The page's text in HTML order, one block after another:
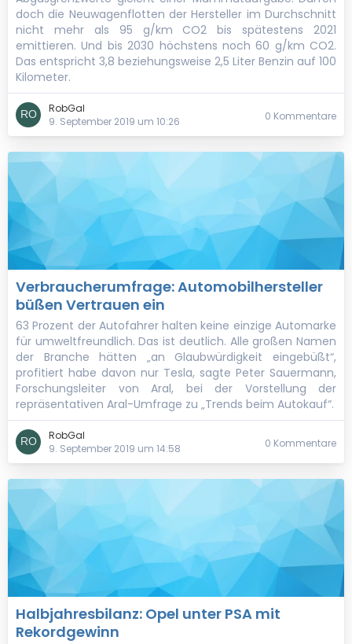
doch die Neuwagenflotten der Hersteller im Durchschnitt
nicht mehr als 95 g/km CO2 bis spätestens 2021
emittieren. Und bis 2030 höchstens noch 60 g/km CO2.
Das entspricht 3,8 beziehungsweise 2,5 Liter Benzin auf 100
Kilometer.
RobGal
9. September 2019 um 10:26
0 Kommentare
Verbraucherumfrage: Automobilhersteller
büßen Vertrauen ein
63 Prozent der Autofahrer halten keine einzige Automarke
für umweltfreundlich. Das ist deutlich. Alle großen Namen
der Branche hätten „an Glaubwürdigkeit eingebüßt“,
profitiert habe davon nur Tesla, sagte Peter Sauermann,
Forschungsleiter von Aral, bei der Vorstellung der
repräsentativen Aral-Umfrage zu „Trends beim Autokauf“.
RobGal
9. September 2019 um 14:58
0 Kommentare
Halbjahresbilanz: Opel unter PSA mit
Rekordgewinn